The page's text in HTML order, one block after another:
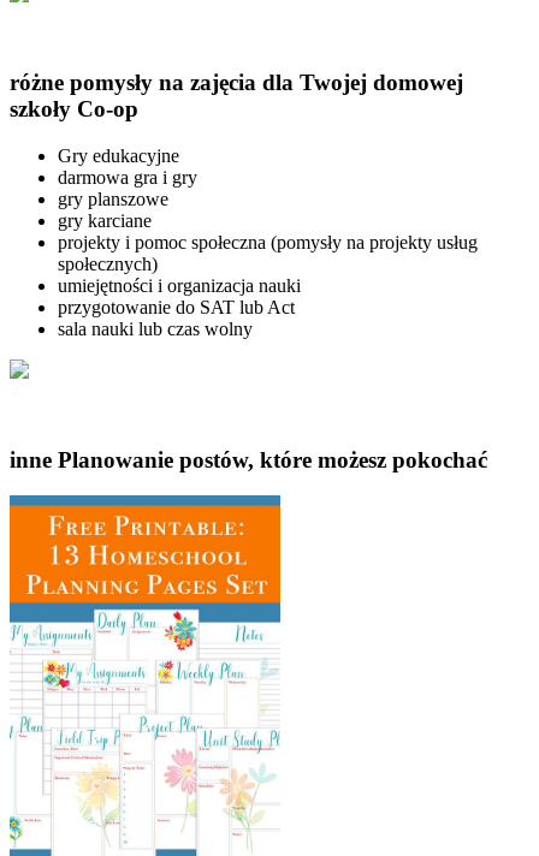
różne pomysły na zajęcia dla Twojej domowej
szkoły Co-op
Gry edukacyjne
darmowa gra i gry
gry planszowe
gry karciane
projekty i pomoc społeczna (pomysły na projekty usług
społecznych)
umiejętności i organizacja nauki
przygotowanie do SAT lub Act
sala nauki lub czas wolny
inne Planowanie postów, które możesz pokochać